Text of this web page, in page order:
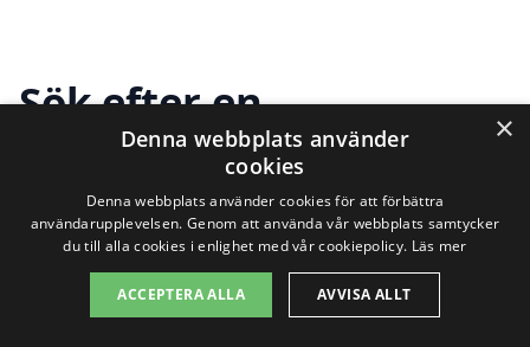
Sök efter en
professionell för
trädgårdsarbete i andra
städer nära Påryd
×
Denna webbplats använder
cookies
Denna webbplats använder cookies för att förbättra
användarupplevelsen. Genom att använda vår webbplats samtycker
du till alla cookies i enlighet med vår cookiepolicy. Läs mer
ACCEPTERA ALLA AVVISA ALLT